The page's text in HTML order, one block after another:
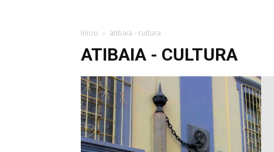
Início atibaia - cultura
ATIBAIA - CULTURA